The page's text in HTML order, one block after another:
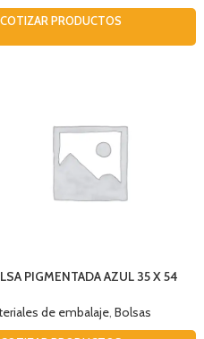
COTIZAR PRODUCTOS
PIGMENTADA AZUL 35 X 54
de embalaje, Bolsas